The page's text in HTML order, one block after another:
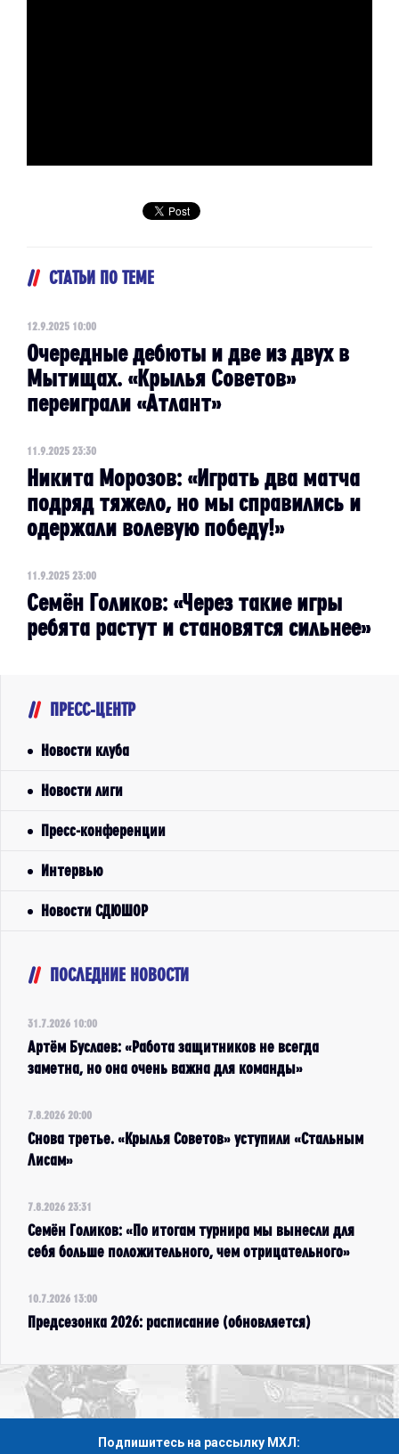
СТАТЬИ ПО ТЕМЕ
12.9.2025 10:00
Очередные дебюты и две из двух в
Мытищах. «Крылья Советов»
переиграли «Атлант»
11.9.2025 23:30
Никита Морозов: «Играть два матча
подряд тяжело, но мы справились и
одержали волевую победу!»
11.9.2025 23:00
Семён Голиков: «Через такие игры
ребята растут и становятся сильнее»
ПРЕСС-ЦЕНТР
Новости клуба
Новости лиги
Пресс-конференции
Интервью
Новости СДЮШОР
ПОСЛЕДНИЕ НОВОСТИ
31.7.2026 10:00
Артём Буслаев: «Работа защитников не всегда
заметна, но она очень важна для команды»
7.8.2026 20:00
Снова третье. «Крылья Советов» уступили «Стальным
Лисам»
7.8.2026 23:31
Семён Голиков: «По итогам турнира мы вынесли для
себя больше положительного, чем отрицательного»
10.7.2026 13:00
Предсезонка 2026: расписание (обновляется)
Подпишитесь на рассылку МХЛ: